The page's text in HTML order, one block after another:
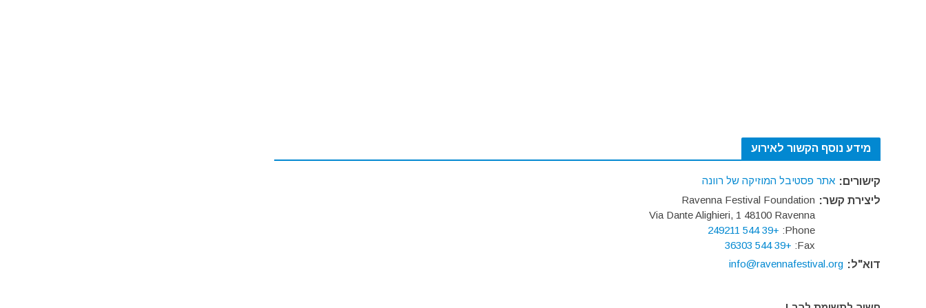
מידע נוסף הקשור לאירוע
קישורים: אתר פסטיבל המוזיקה של רוונה
ליצירת קשר: Ravenna Festival Foundation
Via Dante Alighieri, 1 48100 Ravenna
Phone:
+39 544 249211
Fax:
+39 544 36303
דוא"ל: info@ravennafestival.org